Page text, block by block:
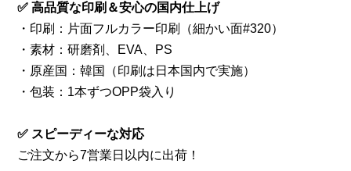
✅ 高品質な印刷＆安心の国内仕上げ
・印刷：片面フルカラー印刷（細かい面#320）
・素材：研磨剤、EVA、PS
・原産国：韓国（印刷は日本国内で実施）
・包装：1本ずつOPP袋入り
✅ スピーディーな対応
ご注文から7営業日以内に出荷！